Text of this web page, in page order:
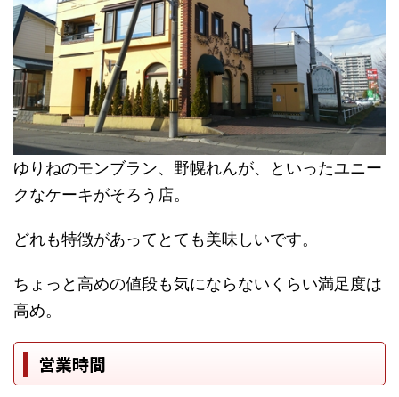
ゆりねのモンブラン、野幌れんが、といったユニー
クなケーキがそろう店。
どれも特徴があってとても美味しいです。
ちょっと高めの値段も気にならないくらい満足度は
高め。
営業時間